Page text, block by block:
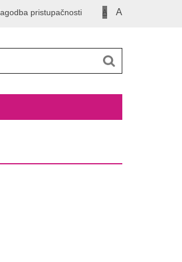
A A
pristupačnosti